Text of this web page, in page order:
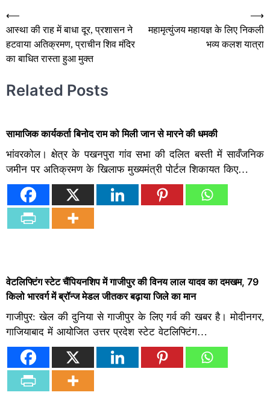
Post
navigation
⟵
आस्था की राह में बाधा दूर, प्रशासन ने
हटवाया अतिक्रमण, प्राचीन शिव मंदिर
का बाधित रास्ता हुआ मुक्त
महामृत्युंजय महायज्ञ के लिए निकली
भव्य कलश यात्रा
⟶
Related Posts
सामाजिक कार्यकर्ता बिनोद राम को मिली जान से मारने की धमकी
भांवरकोल। क्षेत्र के पखनपुरा गांव सभा की दलित बस्ती में सावऀजनिक
जमीन पर अतिक्रमण के खिलाफ मुख्यमंत्री पोर्टल शिकायत किए…
वेटलिफ्टिंग स्टेट चैंपियनशिप में गाजीपुर की विनय लाल यादव का दमखम, 79
किलो भारवर्ग में ब्रॉन्ज मेडल जीतकर बढ़ाया जिले का मान
गाजीपुर: खेल की दुनिया से गाजीपुर के लिए गर्व की खबर है। मोदीनगर,
गाजियाबाद में आयोजित उत्तर प्रदेश स्टेट वेटलिफ्टिंग…